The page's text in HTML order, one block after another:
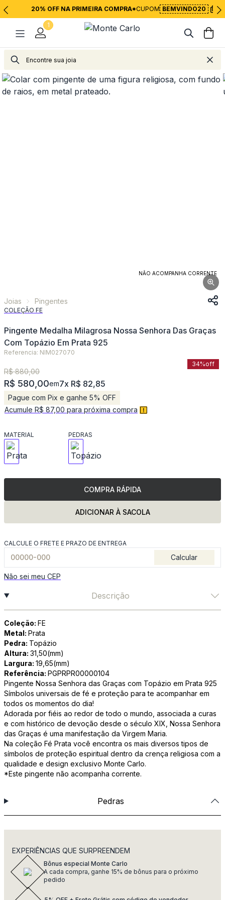
20% OFF NA PRIMEIRA COMPRA*CUPOM BEMVINDO20
1
Joias Pingentes
NÃO ACOMPANHA CORRENTE
Joias Pingentes
COLEÇÃO FE
Pingente Medalha Milagrosa Nossa Senhora Das Graças
Com Topázio Em Prata 925
Referencia: NIM027070
34%off
R$ 880,00
R$ 580,00em7x R$ 82,85
Pague com Pix e ganhe 5% OFF
Acumule R$ 87,00 para próxima compra
MATERIAL PEDRAS
COMPRA RÁPIDA
ADICIONAR À SACOLA
CALCULE O FRETE E PRAZO DE ENTREGA
Calcular
Não sei meu CEP
Descrição
Coleção: FE
Metal: Prata
Pedra: Topázio
Altura: 31,50(mm)
Largura: 19,65(mm)
Referência: PGPRPR00000104
Pingente Nossa Senhora das Graças com Topázio em Prata 925
Símbolos universais de fé e proteção para te acompanhar em
todos os momentos do dia!
Adorada por fiéis ao redor de todo o mundo, associada a curas
e com histórico de devoção desde o século XIX, Nossa Senhora
das Graças é uma manifestação da Virgem Maria.
Na coleção Fé Prata você encontra os mais diversos tipos de
símbolos de proteção espiritual dentro da crença religiosa com a
qualidade e design exclusivo Monte Carlo.
*Este pingente não acompanha corrente.
Pedras
EXPERIÊNCIAS QUE SURPREENDEM
Bônus especial Monte Carlo
A cada compra, ganhe 15% de bônus para o próximo
pedido